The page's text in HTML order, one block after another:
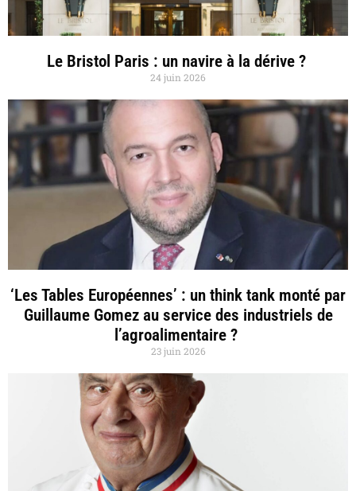
Le Bristol Paris : un navire à la dérive ?
24 juin 2026
‘Les Tables Européennes’ : un think tank monté par
Guillaume Gomez au service des industriels de
l’agroalimentaire ?
23 juin 2026